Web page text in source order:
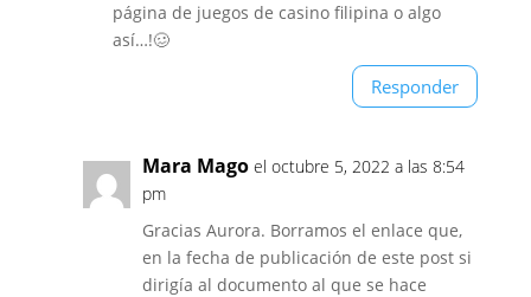
página de juegos de casino filipina o algo
así…!🥴
Responder
Mara Mago el octubre 5, 2022 a las 8:54
pm
Gracias Aurora. Borramos el enlace que,
en la fecha de publicación de este post si
dirigía al documento al que se hace